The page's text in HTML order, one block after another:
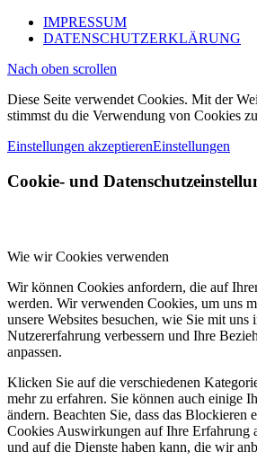
IMPRESSUM
DATENSCHUTZERKLÄRUNG
Nach oben scrollen
Diese Seite verwendet Cookies. Mit der
stimmst du die Verwendung von Cookies
Einstellungen akzeptierenEinstellungen
Cookie- und
Wie wir Cookies verwenden
Wir können Cookies anfordern, die auf
werden. Wir verwenden Cookies, um uns
unsere Websites besuchen, wie Sie mit uns
Nutzererfahrung verbessern und Ihre
anpassen.
Klicken Sie auf die verschiedenen
mehr zu erfahren. Sie können auch einige
ändern. Beachten Sie, dass das Blockieren
Cookies Auswirkungen auf Ihre Erfahrung
und auf die Dienste haben kann, die wir